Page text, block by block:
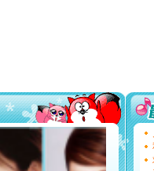
你太多，
要平安
[圣诞节]
能正大
天都要快
[圣诞节]